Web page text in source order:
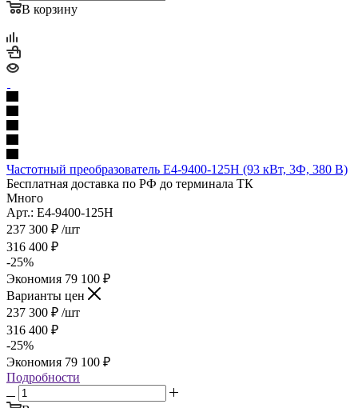
В корзину
Частотный преобразователь E4-9400-125H (93 кВт, 3Ф, 380 В)
Бесплатная доставка по РФ до терминала ТК
Много
Арт.: E4-9400-125H
237 300 ₽ /шт
316 400 ₽
-25%
Экономия 79 100 ₽
Варианты цен
237 300 ₽ /шт
316 400 ₽
-25%
Экономия 79 100 ₽
Подробности